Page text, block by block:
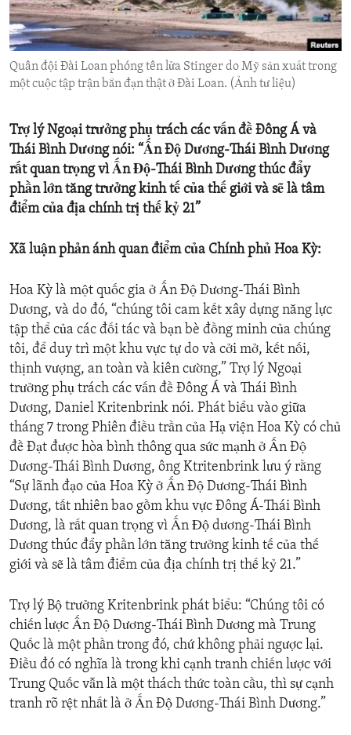
ENVIRONMENT AND HEALTH
IDEALS AND INSTITUTIONS
Quân đội Đài Loan phóng tên lửa Stinger do Mỹ sản xuất trong
một cuộc tập trận bắn đạn thật ở Đài Loan. (Ảnh tư liệu)
Trợ lý Ngoại trưởng phụ trách các vấn đề Đông Á và
Thái Bình Dương nói: “Ấn Độ Dương-Thái Bình Dương
rất quan trọng vì Ấn Ðộ-Thái Bình Dương thúc đẩy
phần lớn tăng trưởng kinh tế của thế giới và sẽ là tâm
điểm của địa chính trị thế kỷ 21”
Xã luận phản ánh quan điểm của Chính phủ Hoa Kỳ:
Hoa Kỳ là một quốc gia ở Ấn Độ Dương-Thái Bình
Dương, và do đó, “chúng tôi cam kết xây dựng năng lực
tập thể của các đối tác và bạn bè đồng minh của chúng
tôi, để duy trì một khu vực tự do và cởi mở, kết nối,
thịnh vượng, an toàn và kiên cường,” Trợ lý Ngoại
trưởng phụ trách các vấn đề Đông Á và Thái Bình
Dương, Daniel Kritenbrink nói. Phát biểu vào giữa
tháng 7 trong Phiên điều trần của Hạ viện Hoa Kỳ có chủ
đề Đạt được hòa bình thông qua sức mạnh ở Ấn Độ
Dương-Thái Bình Dương, ông Ktritenbrink lưu ý rằng
“Sự lãnh đạo của Hoa Kỳ ở Ấn Độ Dương-Thái Bình
Dương, tất nhiên bao gồm khu vực Đông Á-Thái Bình
Dương, là rất quan trọng vì Ấn Ðộ dương-Thái Bình
Dương thúc đẩy phần lớn tăng trưởng kinh tế của thế
giới và sẽ là tâm điểm của địa chính trị thế kỷ 21.”
Trợ lý Bộ trưởng Kritenbrink phát biểu: “Chúng tôi có
chiến lược Ấn Độ Dương-Thái Bình Dương mà Trung
Quốc là một phần trong đó, chứ không phải ngược lại.
Điều đó có nghĩa là trong khi cạnh tranh chiến lược với
Trung Quốc vẫn là một thách thức toàn cầu, thì sự cạnh
tranh rõ rệt nhất là ở Ấn Độ Dương-Thái Bình Dương.”